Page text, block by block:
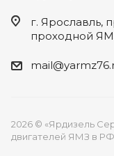
г. Ярославль,
проходной
2026 © «Ярдизель
двигателей ЯМЗ в РФ